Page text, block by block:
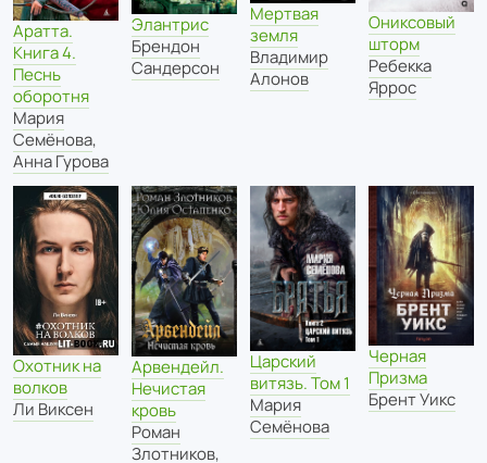
Аратта.
Книга 4.
Песнь
оборотня
Мария
Семёнова,
Анна Гурова
Элантрис
Брендон
Сандерсон
Мертвая
земля
Владимир
Алонов
Ониксовый
шторм
Ребекка
Яррос
Охотник на
волков
Ли Виксен
Арвендейл.
Нечистая
кровь
Роман
Злотников,
Царский
витязь. Том 1
Мария
Семёнова
Черная
Призма
Брент Уикс